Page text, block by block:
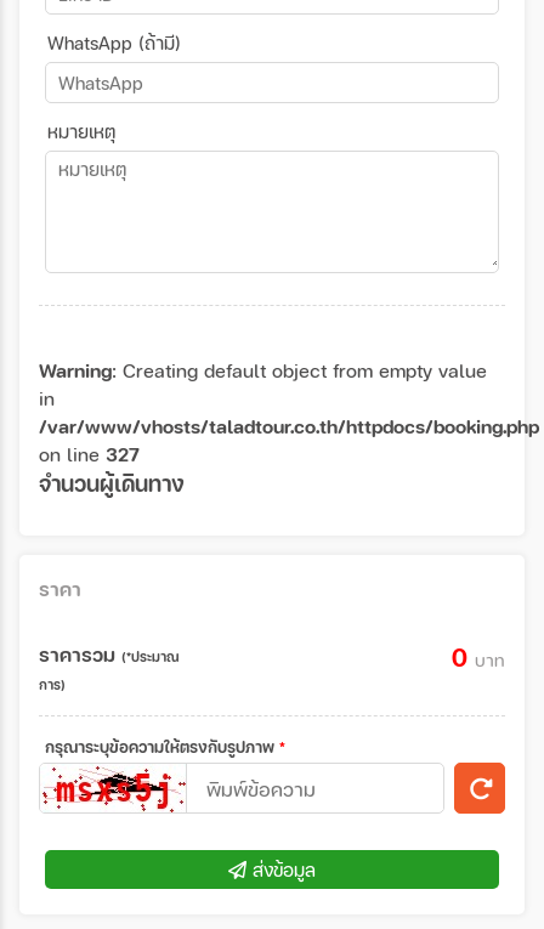
WhatsApp (ถ้ามี)
หมายเหตุ
Warning: Creating default object from empty value
in
/var/www/vhosts/taladtour.co.th/httpdocs/booking.php
on line 327
จำนวนผู้เดินทาง
ราคา
ราคารวม (*ประมาณ
การ)
0 บาท
กรุณาระบุข้อความให้ตรงกับรูปภาพ *
ส่งข้อมูล